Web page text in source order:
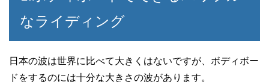
なライディング
日本の波は世界に比べて大きくはないですが、ボディボー
ドをするのには十分な大きさの波があります。